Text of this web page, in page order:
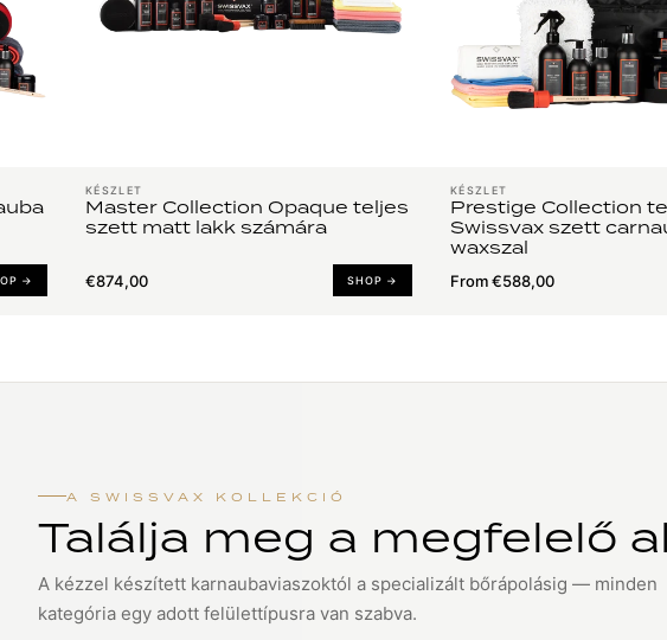
→
KÉSZLET
Master Collection Opaque teljes
szett matt lakk számára
€874,00 SHOP →
KÉSZLET
Prestige Collection
Swissvax szett
waxszal
From €588,00
A SWISSVAX KOLLEKCIÓ
Találja meg a megfelelő
A kézzel készített karnaubaviaszoktól a specializált bőrápolásig — minden
kategória egy adott felülettípusra van szabva.